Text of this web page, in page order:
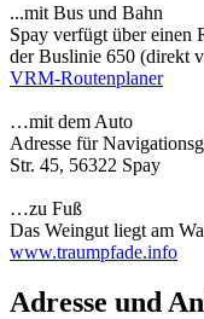
...mit Bus und Bahn
Spay verfügt über einen
der Buslinie 650 (direkt
VRM-Routenplaner
…mit dem Auto
Adresse für
Str. 45, 56322 Spay
…zu Fuß
Das Weingut liegt am
www.traumpfade.info
Adresse und